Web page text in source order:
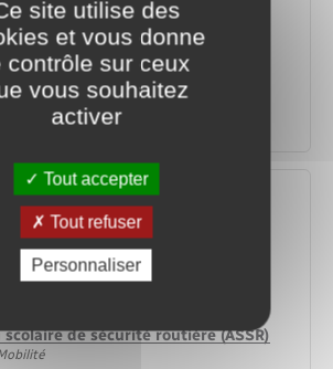
en cas de non respect d'une
permis de conduire (port de
peut-on conduire sans
?
de sécurité routière (ASSR)
site utilise des
et vous donne
contrôle sur ceux
vous souhaitez
activer
Tout accepter
Tout refuser
Personnaliser